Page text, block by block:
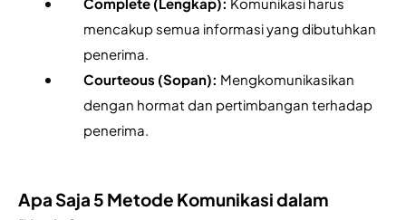
mencakup semua informasi yang dibutuhkan
penerima.
Courteous (Sopan): Mengkomunikasikan
dengan hormat dan pertimbangan terhadap
penerima.
Apa Saja 5 Metode Komunikasi dalam